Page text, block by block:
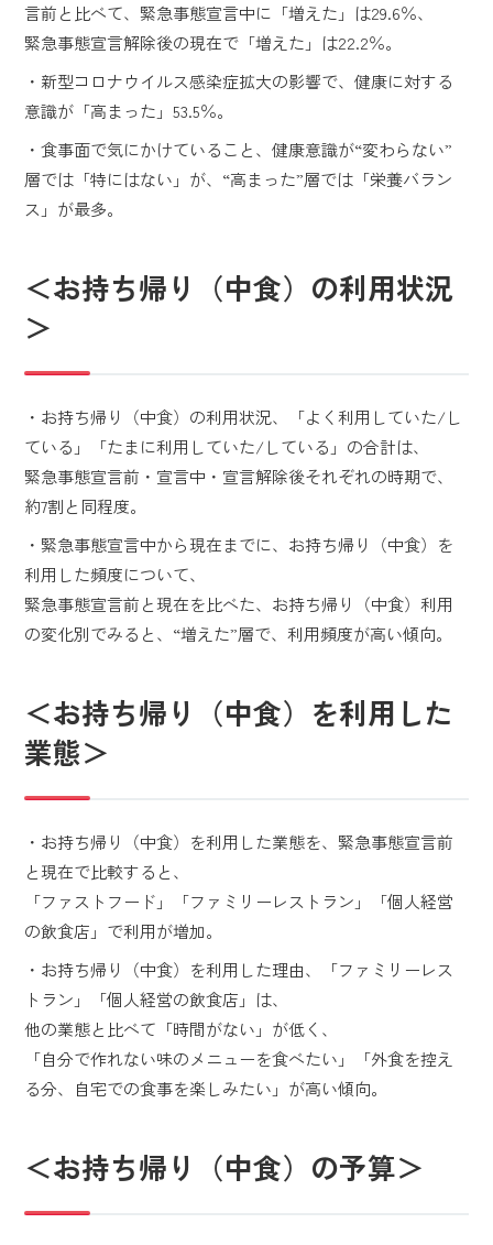
言前と比べて、緊急事態宣言中に「増えた」は29.6％、
緊急事態宣言解除後の現在で「増えた」は22.2％。
・新型コロナウイルス感染症拡大の影響で、健康に対する
意識が「高まった」53.5％。
・食事面で気にかけていること、健康意識が“変わらない”
層では「特にはない」が、“高まった”層では「栄養バラン
ス」が最多。
＜お持ち帰り（中食）の利用状況
＞
・お持ち帰り（中食）の利用状況、「よく利用していた/し
ている」「たまに利用していた/している」の合計は、
緊急事態宣言前・宣言中・宣言解除後それぞれの時期で、
約7割と同程度。
・緊急事態宣言中から現在までに、お持ち帰り（中食）を
利用した頻度について、
緊急事態宣言前と現在を比べた、お持ち帰り（中食）利用
の変化別でみると、“増えた”層で、利用頻度が高い傾向。
＜お持ち帰り（中食）を利用した
業態＞
・お持ち帰り（中食）を利用した業態を、緊急事態宣言前
と現在で比較すると、
「ファストフード」「ファミリーレストラン」「個人経営
の飲食店」で利用が増加。
・お持ち帰り（中食）を利用した理由、「ファミリーレス
トラン」「個人経営の飲食店」は、
他の業態と比べて「時間がない」が低く、
「自分で作れない味のメニューを食べたい」「外食を控え
る分、自宅での食事を楽しみたい」が高い傾向。
＜お持ち帰り（中食）の予算＞